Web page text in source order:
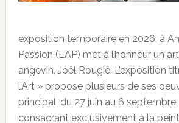
exposition temporaire en 2026, à
Passion (EAP) met à l’honneur un
angevin, Joël Rougié. L’exposition
l’Art » propose plusieurs de ses
principal, du 27 juin au 6 septembre
consacrant exclusivement à la